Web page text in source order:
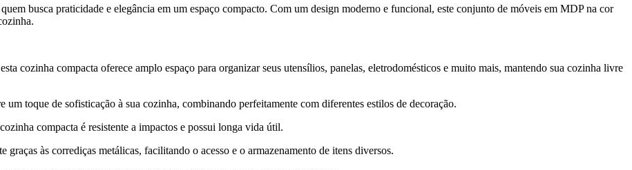
busca praticidade e elegância em um espaço compacto. Com um design moderno e funcional, este conjunto de móveis em MDP na cor
cozinha compacta oferece amplo espaço para organizar seus utensílios, panelas, eletrodomésticos e muito mais, mantendo sua cozinha livre
toque de sofisticação à sua cozinha, combinando perfeitamente com diferentes estilos de decoração.
compacta é resistente a impactos e possui longa vida útil.
às corrediças metálicas, facilitando o acesso e o armazenamento de itens diversos.